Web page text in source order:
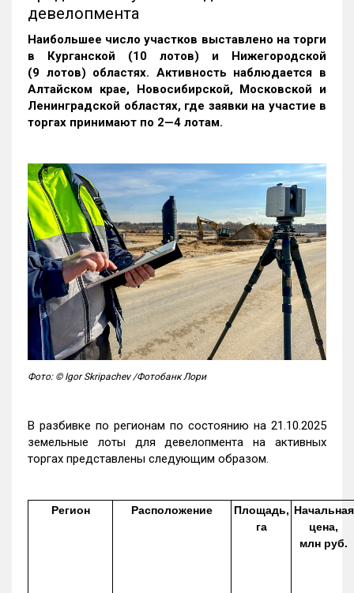
девелопмента
Наибольшее число участков выставлено на торги
в Курганской (10 лотов) и Нижегородской
(9 лотов) областях. Активность наблюдается в
Алтайском крае, Новосибирской, Московской и
Ленинградской областях, где заявки на участие в
торгах принимают по 2—4 лотам.
Фото: © Igor Skripachev /Фотобанк Лори
В разбивке по регионам по состоянию на 21.10.2025
земельные лоты для девелопмента на активных
торгах представлены следующим образом.
Регион Расположение
Площадь,
га
Начальная
цена,
млн руб.